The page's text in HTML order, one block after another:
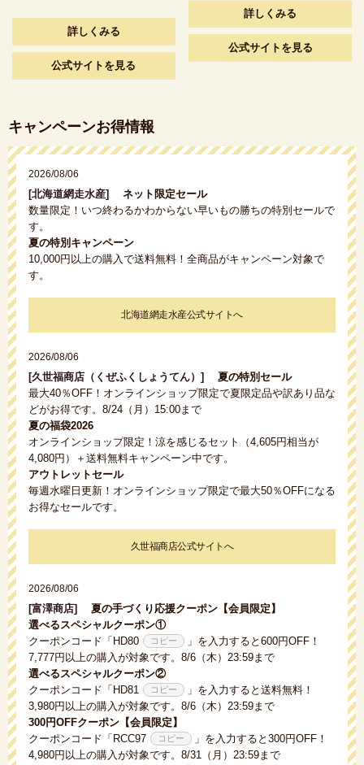
詳しくみる
公式サイトを見る
詳しくみる
公式サイトを見る
キャンペーンお得情報
2026/08/06
[北海道網走水産]
ネット限定セール
数量限定！いつ終わるかわからない早いもの勝ちの特別セールで
す。
夏の特別キャンペーン
10,000円以上の購入で送料無料！全商品がキャンペーン対象で
す。
北海道網走水産公式サイトへ
2026/08/06
[久世福商店（くぜふくしょうてん）]
夏の特別セール
最大40％OFF！オンラインショップ限定で夏限定品や訳あり品な
どがお得です。8/24（月）15:00まで
夏の福袋2026
オンラインショップ限定！涼を感じるセット（4,605円相当が
4,080円）＋送料無料キャンペーン中です。
アウトレットセール
毎週水曜日更新！オンラインショップ限定で最大50％OFFになる
お得なセールです。
久世福商店公式サイトへ
2026/08/06
[富澤商店]
夏の手づくり応援クーポン【会員限定】
選べるスペシャルクーポン①
クーポンコード「 HD80
」を入力すると600円OFF！
7,777円以上の購入が対象です。8/6（木）23:59まで
選べるスペシャルクーポン②
クーポンコード「 HD81
」を入力すると送料無料！
3,980円以上の購入が対象です。8/6（木）23:59まで
300円OFFクーポン【会員限定】
クーポンコード「 RCC97
」を入力すると300円OFF！
4,980円以上の購入が対象です。8/31（月）23:59まで